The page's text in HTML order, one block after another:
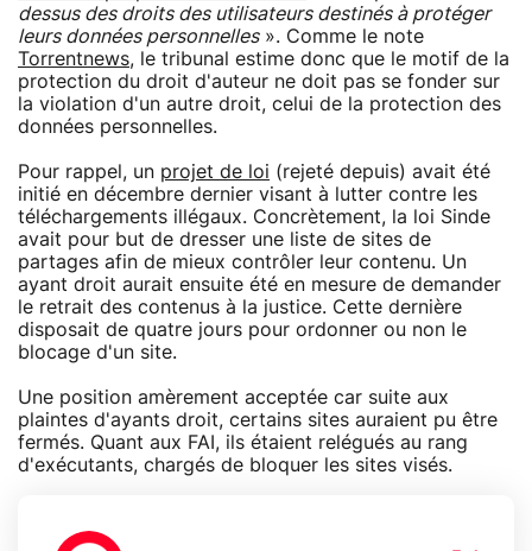
dessus des droits des utilisateurs destinés à protéger
leurs données personnelles». Comme le note
Torrentnews, le tribunal estime donc que le motif de la
protection du droit d'auteur ne doit pas se fonder sur
la violation d'un autre droit, celui de la protection des
données personnelles.
Pour rappel, un projet de loi (rejeté depuis) avait été
initié en décembre dernier visant à lutter contre les
téléchargements illégaux. Concrètement, la loi Sinde
avait pour but de dresser une liste de sites de
partages afin de mieux contrôler leur contenu. Un
ayant droit aurait ensuite été en mesure de demander
le retrait des contenus à la justice. Cette dernière
disposait de quatre jours pour ordonner ou non le
blocage d'un site.
Une position amèrement acceptée car suite aux
plaintes d'ayants droit, certains sites auraient pu être
fermés. Quant aux FAI, ils étaient relégués au rang
d'exécutants, chargés de bloquer les sites visés.